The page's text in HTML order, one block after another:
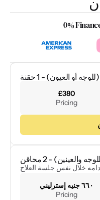
0%
أو العيون) - 1 حقنة
£380
Pricing
والعينين) - 2 محاقن
٦٦٠ جنيه إسترليني
Pricing